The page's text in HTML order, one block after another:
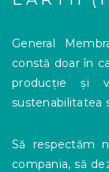
General
constă doar în
producție și
sustenabilitatea
Să respectăm
compania, să